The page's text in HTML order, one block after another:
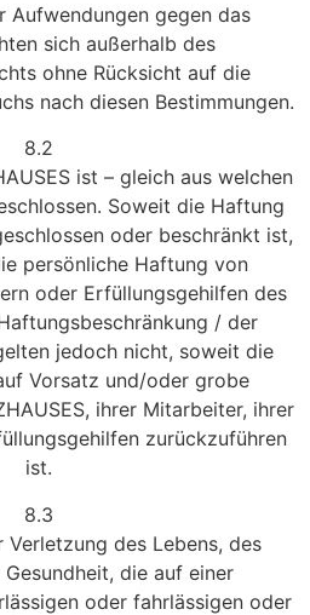
Aufwendungen gegen das
sich außerhalb des
ohne Rücksicht auf die
nach diesen Bestimmungen.
8.2
ist – gleich aus welchen
Soweit die Haftung
oder beschränkt ist,
persönliche Haftung von
oder Erfüllungsgehilfen des
/ der
jedoch nicht, soweit die
Vorsatz und/oder grobe
ihrer Mitarbeiter, ihrer
zurückzuführen
ist.
8.3
Verletzung des Lebens, des
die auf einer
oder fahrlässigen oder